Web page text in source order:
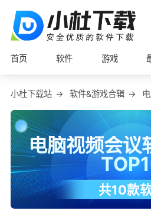
首页 软件 游戏
小杜下载站 → 软件&游戏合辑 →
电脑视频会议
共10款